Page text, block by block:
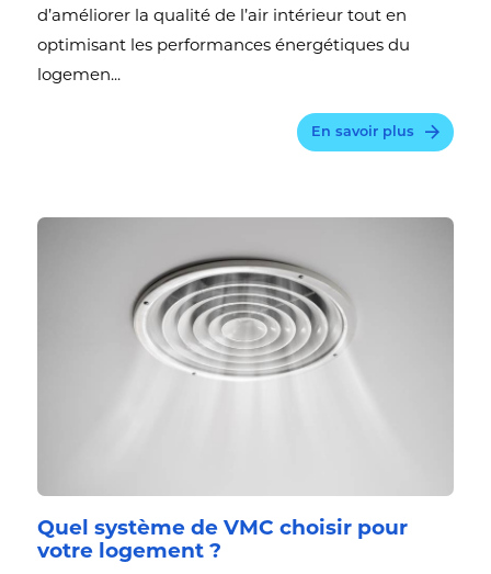
d’améliorer la qualité de l’air intérieur tout en
optimisant les performances énergétiques du
logemen...
En savoir plus
Quel système de VMC choisir pour
votre logement ?